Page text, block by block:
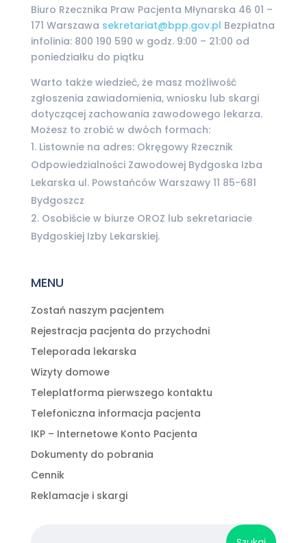
Biuro Rzecznika Praw Pacjenta Młynarska 46 01 –
171 Warszawa sekretariat@bpp.gov.pl Bezpłatna
infolinia: 800 190 590 w godz. 9:00 – 21:00 od
poniedziałku do piątku
Warto także wiedzieć, że masz możliwość
zgłoszenia zawiadomienia, wniosku lub skargi
dotyczącej zachowania zawodowego lekarza.
Możesz to zrobić w dwóch formach:
Listownie na adres: Okręgowy Rzecznik
Odpowiedzialności Zawodowej Bydgoska Izba
Lekarska ul. Powstańców Warszawy 11 85-681
Bydgoszcz
Osobiście w biurze OROZ lub sekretariacie
Bydgoskiej Izby Lekarskiej.
MENU
Zostań naszym pacjentem
Rejestracja pacjenta do przychodni
Teleporada lekarska
Wizyty domowe
Teleplatforma pierwszego kontaktu
Telefoniczna informacja pacjenta
IKP – Internetowe Konto Pacjenta
Dokumenty do pobrania
Cennik
Reklamacje i skargi